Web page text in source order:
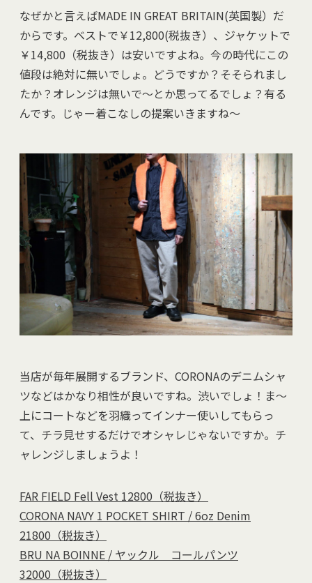
なぜかと言えばMADE IN GREAT BRITAIN(英国製）だ
からです。ベストで￥12,800(税抜き）、ジャケットで
￥14,800（税抜き）は安いですよね。今の時代にこの
値段は絶対に無いでしょ。どうですか？そそられまし
たか？オレンジは無いで～とか思ってるでしょ？有る
んです。じゃー着こなしの提案いきますね～
当店が毎年展開するブランド、CORONAのデニムシャ
ツなどはかなり相性が良いですね。渋いでしょ！ま～
上にコートなどを羽織ってインナー使いしてもらっ
て、チラ見せするだけでオシャレじゃないですか。チ
ャレンジしましょうよ！
FAR FIELD Fell Vest 12800（税抜き）
CORONA NAVY 1 POCKET SHIRT / 6oz Denim
21800（税抜き）
BRU NA BOINNE / ヤックル コールパンツ
32000（税抜き）